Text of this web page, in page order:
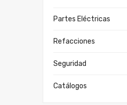
Partes Eléctricas
Refacciones
Seguridad
Catálogos
Sakura